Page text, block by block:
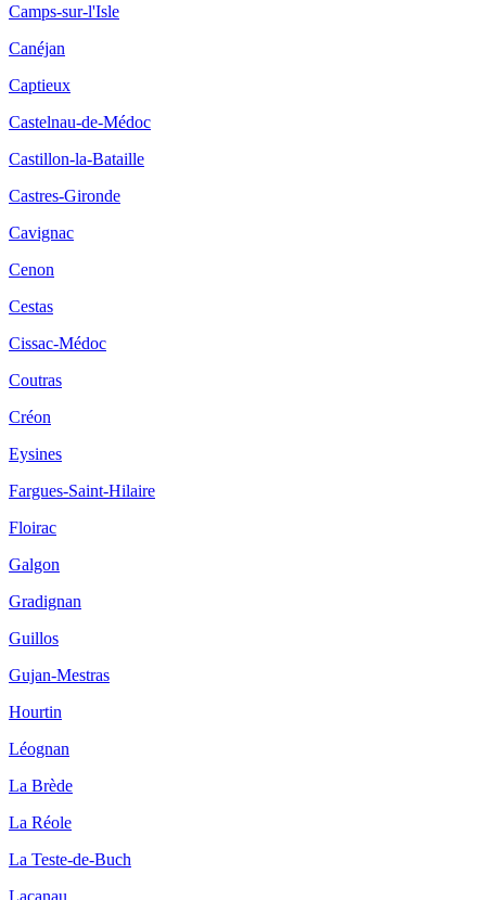
Camps-sur-l'Isle
Canéjan
Captieux
Castelnau-de-Médoc
Castillon-la-Bataille
Castres-Gironde
Cavignac
Cenon
Cestas
Cissac-Médoc
Coutras
Créon
Eysines
Fargues-Saint-Hilaire
Floirac
Galgon
Gradignan
Guillos
Gujan-Mestras
Hourtin
Léognan
La Brède
La Réole
La Teste-de-Buch
Lacanau